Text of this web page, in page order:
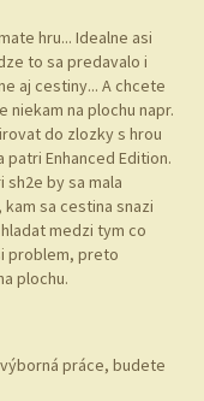
hru... Idealne asi
to sa predavalo i
aj cestiny... A chcete
na plochu napr.
do zlozky s hrou
Enhanced Edition.
by sa mala
sa cestina snazi
medzi tym co
problem, preto
plochu.
práce, budete